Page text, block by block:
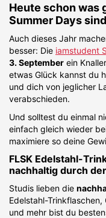
Heute schon was
Summer Days
Auch dieses Jahr
besser: Die iamstudent
3. September ein
etwas Glück kannst du
und dich von jeglicher
verabschieden.
Und solltest du einmal
einfach gleich wieder
maximiere so deine
FLSK Edelstahl-
nachhaltig durch
Studis lieben die
Edelstahl-
und mehr bist du